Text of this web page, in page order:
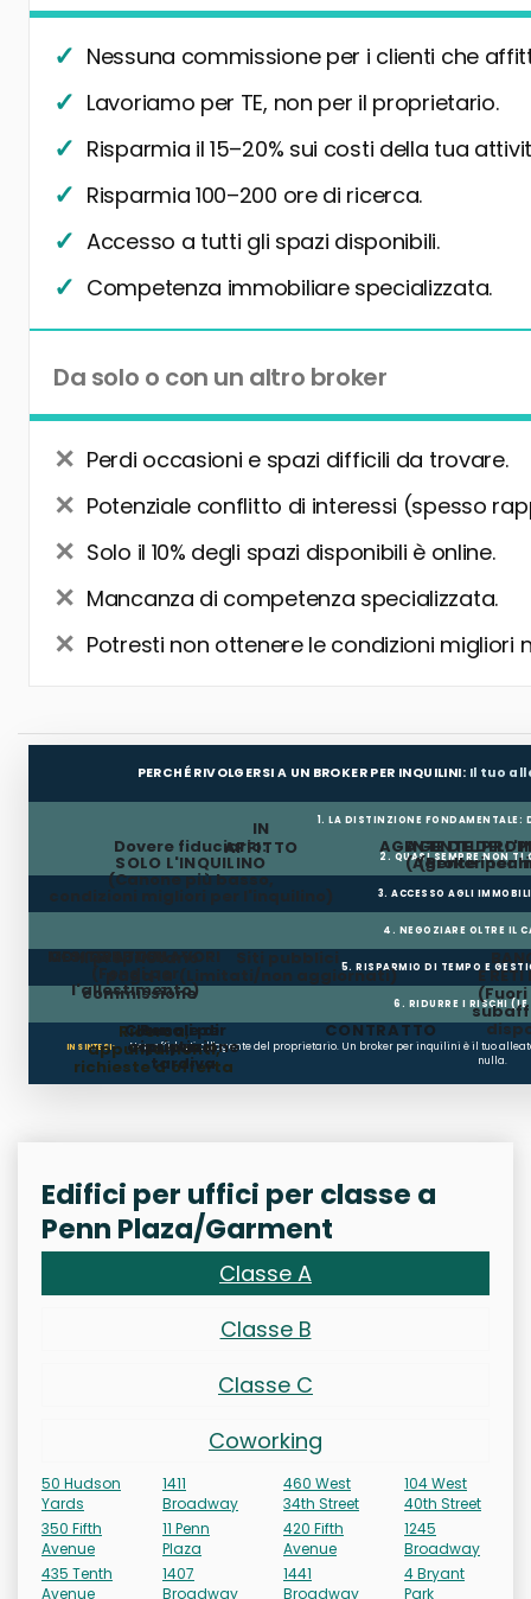
Nessuna commissione per i clienti che
Lavoriamo per TE, non per il proprietario.
Risparmia il 15–20% sui costi della tua
Risparmia 100–200 ore di ricerca.
Accesso a tutti gli spazi disponibili.
Competenza immobiliare specializzata.
Da solo o con un altro broker
Perdi occasioni e spazi difficili da trovare.
Potenziale conflitto di interessi (spesso
Solo il 10% degli spazi disponibili è online.
Mancanza di competenza specializzata.
Potresti non ottenere le condizioni migliori
PERCHÉ RIVOLGERSI A UN BROKER PER INQUILINI: Il tuo
1. LA DISTINZIONE FONDAMENTALE:
AGENTE DEL
(Agente
IN
AFFITTO
AGENTE
(Broker per
Dovere fiduciario:
SOLO L'INQUILINO
(Canone più basso,
condizioni migliori per l'inquilino)
2. QUASI SEMPRE NON TI
3. ACCESSO AGLI
4. NEGOZIARE OLTRE IL
Il proprietario
paga la
commissione
Siti pubblici
(Limitati/non aggiornati) E RETI
MESI GRATUITI
CONTRIBUTO LAVORI
(Fondi per
l'allestimento)
5. RISPARMIO DI TEMPO E
6. RIDURRE I RISCHI
Ricerca,
appuntamenti,
richieste d'offerta
Clausole di
ripristino
Penali per
occupazione
tardiva
CONTRATTO
IN SINTESI:
Non affidarti all'agente del proprietario. Un broker per inquilini è il tuo
nulla.
Edifici per uffici per classe a
Penn Plaza/Garment
Classe A
Classe B
Classe C
Coworking
50 Hudson
Yards
350 Fifth
Avenue
435 Tenth
Avenue
1411
Broadway
11 Penn
Plaza
1407
Broadway
460 West
34th Street
420 Fifth
Avenue
1441
Broadway
104 West
40th Street
1245
Broadway
4 Bryant
Park